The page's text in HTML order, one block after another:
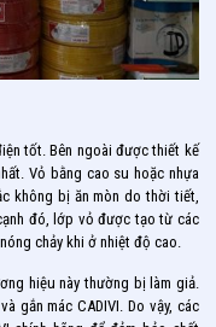
tốt. Bên ngoài được thiết kế
Vỏ bằng cao su hoặc nhựa
không bị ăn mòn do thời tiết,
đó, lớp vỏ được tạo từ các
chảy khi ở nhiệt độ cao.
hiệu này thường bị làm giả.
gắn mác CADIVI. Do vậy, các